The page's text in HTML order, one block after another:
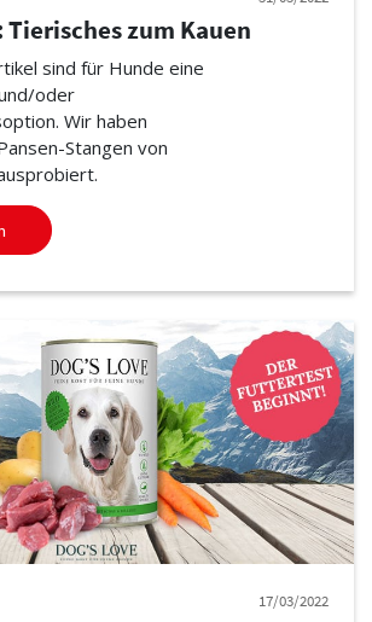
zum Kauen
sind für Hunde eine
oder
Wir haben
Stangen von
17/03/2022